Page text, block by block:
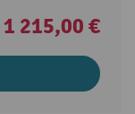
1 215,00 €